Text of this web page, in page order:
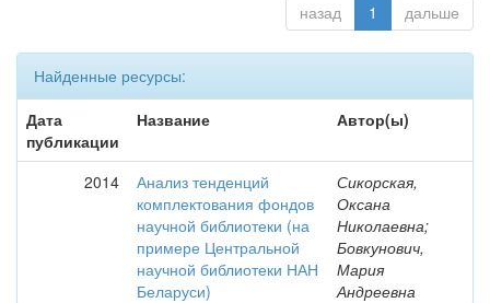
назад 1 дальше
Найденные ресурсы:
Дата
публикации
Название Автор(ы)
2014
Анализ тенденций
комплектования фондов
научной библиотеки (на
примере Центральной
научной библиотеки НАН
Беларуси)
Сикорская,
Оксана
Николаевна;
Бовкунович,
Мария
Андреевна